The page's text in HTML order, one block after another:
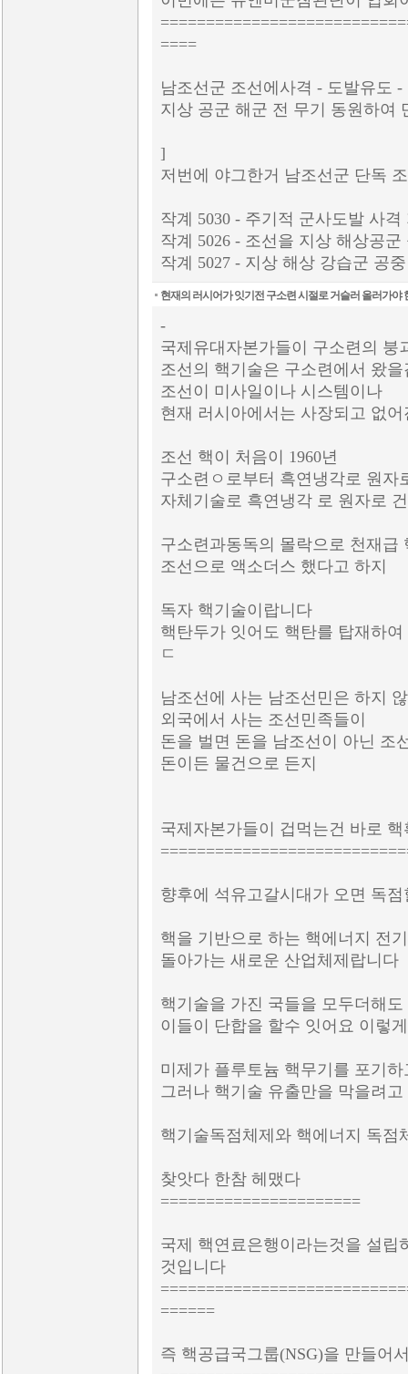
====
남조선군 조선에사격 - 도발유도
지상 공군 해군 전 무기 동원하여
]
저번에 야그한거 남조선군 단독
작계 5030 - 주기적 군사도발 사
작계 5026 - 조선을 지상 해상공
작계 5027 - 지상 해상 강습군 공
현재의 러시어가 잇기전 구소련 시절로 거슬러 올러가야
-
국제유대자본가들이 구소련의 붕
조선의 핵기술은 구소련에서 왔을
조선이 미사일이나 시스템이나
현재 러시아에서는 사장되고 없
조선 핵이 처음이 1960년
구소련ㅇ로부터 흑연냉각로 원자
자체기술로 흑연냉각 로 원자로
구소련과동독의 몰락으로 천재급
조선으로 액소더스 했다고 하지
독자 핵기술이랍니다
핵탄두가 잇어도 핵탄를 탑재하여
ㄷ
남조선에 사는 남조선민은 하지
외국에서 사는 조선민족들이
돈을 벌면 돈을 남조선이 아닌 조
돈이든 물건으로 든지
국제자본가들이 겁먹는건 바로
향후에 석유고갈시대가 오면 독
핵을 기반으로 하는 핵에너지 전
돌아가는 새로운 산업체제랍니다
핵기술을 가진 국들을 모두더해
이들이 단합을 할수 잇어요 이렇
미제가 플루토늄 핵무기를 포기
그러나 핵기술 유출만을 막을려
핵기술독점체제와 핵에너지 독점
찾앗다 한참 헤맸다
======================
국제 핵연료은행이라는것을 설
것입니다
======
즉 핵공급국그룹(NSG)을 만들어